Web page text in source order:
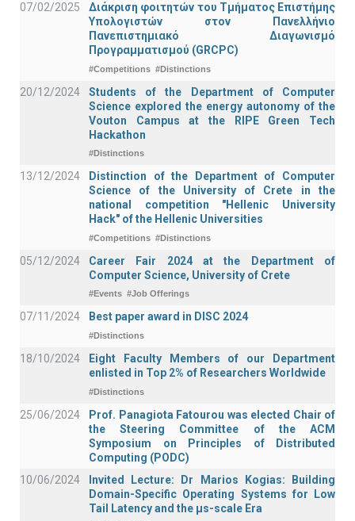
07/02/2025
Διάκριση φοιτητών του Τμήματος Επιστήμης
Υπολογιστών στον Πανελλήνιο
Πανεπιστημιακό Διαγωνισμό
Προγραμματισμού (GRCPC)
#Competitions #Distinctions
20/12/2024
Students of the Department of Computer
Science explored the energy autonomy of the
Vouton Campus at the RIPE Green Tech
Hackathon
#Distinctions
13/12/2024
Distinction of the Department of Computer
Science of the University of Crete in the
national competition "Hellenic University
Hack" of the Hellenic Universities
#Competitions #Distinctions
05/12/2024
Career Fair 2024 at the Department of
Computer Science, University of Crete
#Events #Job Offerings
07/11/2024 Best paper award in DISC 2024
#Distinctions
18/10/2024
Eight Faculty Members of our Department
enlisted in Top 2% of Researchers Worldwide
#Distinctions
25/06/2024
Prof. Panagiota Fatourou was elected Chair of
the Steering Committee of the ACM
Symposium on Principles of Distributed
Computing (PODC)
10/06/2024
Invited Lecture: Dr Marios Kogias: Building
Domain-Specific Operating Systems for Low
Tail Latency and the μs-scale Era